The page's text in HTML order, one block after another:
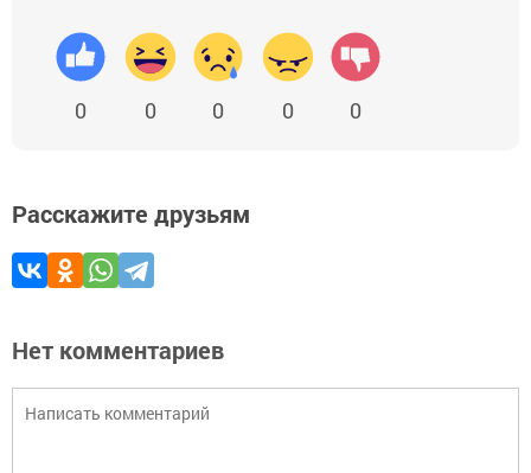
0 0 0 0 0
Расскажите друзьям
Нет комментариев